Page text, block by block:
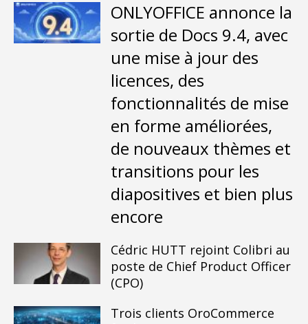
ONLYOFFICE annonce la
sortie de Docs 9.4, avec
une mise à jour des
licences, des
fonctionnalités de mise
en forme améliorées,
de nouveaux thèmes et
transitions pour les
diapositives et bien plus
encore
Cédric HUTT rejoint Colibri au
poste de Chief Product Officer
(CPO)
Trois clients OroCommerce